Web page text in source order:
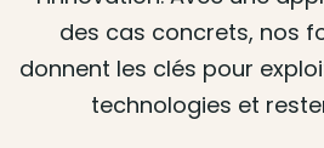
des cas concrets, nos
donnent les clés pour
technologies et